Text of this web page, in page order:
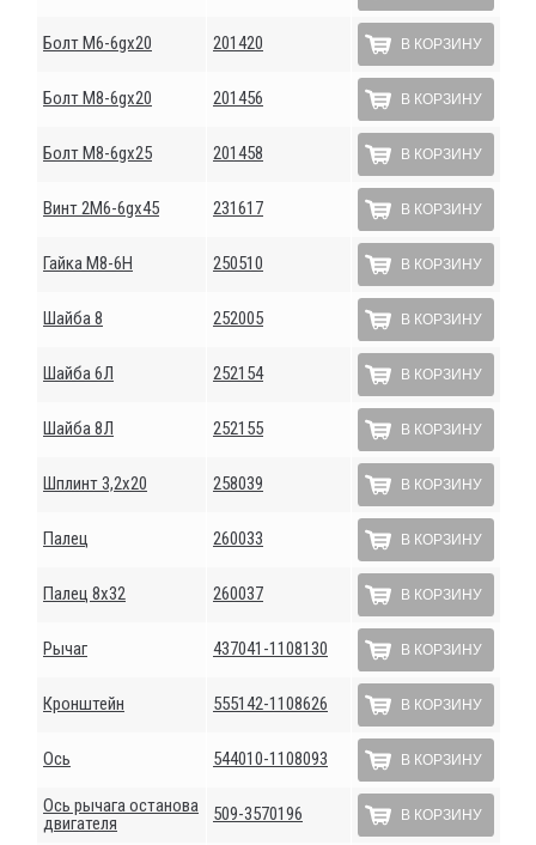
Болт М6-6gх20 201420 В КОРЗИНУ
Болт М8-6gх20 201456 В КОРЗИНУ
Болт М8-6gх25 201458 В КОРЗИНУ
Винт 2М6-6gх45 231617 В КОРЗИНУ
Гайка М8-6Н 250510 В КОРЗИНУ
Шайба 8 252005 В КОРЗИНУ
Шайба 6Л 252154 В КОРЗИНУ
Шайба 8Л 252155 В КОРЗИНУ
Шплинт 3,2х20 258039 В КОРЗИНУ
Палец 260033 В КОРЗИНУ
Палец 8х32 260037 В КОРЗИНУ
Рычаг 437041-1108130 В КОРЗИНУ
Кронштейн 555142-1108626 В КОРЗИНУ
Ось 544010-1108093 В КОРЗИНУ
Ось рычага останова
двигателя
509-3570196 В КОРЗИНУ